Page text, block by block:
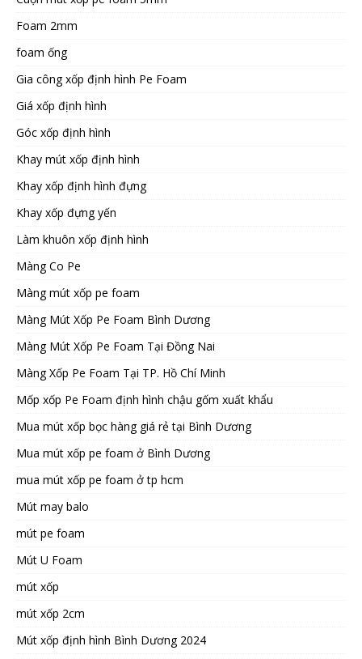
Foam 2mm
foam ống
Gia công xốp định hình Pe Foam
Giá xốp định hình
Góc xốp định hình
Khay mút xốp định hình
Khay xốp định hình đựng
Khay xốp đựng yến
Làm khuôn xốp định hình
Màng Co Pe
Màng mút xốp pe foam
Màng Mút Xốp Pe Foam Bình Dương
Màng Mút Xốp Pe Foam Tại Đồng Nai
Màng Xốp Pe Foam Tại TP. Hồ Chí Minh
Mốp xốp Pe Foam định hình chậu gốm xuất khẩu
Mua mút xốp bọc hàng giá rẻ tại Bình Dương
Mua mút xốp pe foam ở Bình Dương
mua mút xốp pe foam ở tp hcm
Mút may balo
mút pe foam
Mút U Foam
mút xốp
mút xốp 2cm
Mút xốp định hình Bình Dương 2024